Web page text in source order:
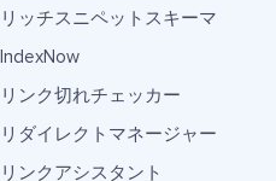
リッチスニペットスキーマ
IndexNow
リンク切れチェッカー
リダイレクトマネージャー
リンクアシスタント